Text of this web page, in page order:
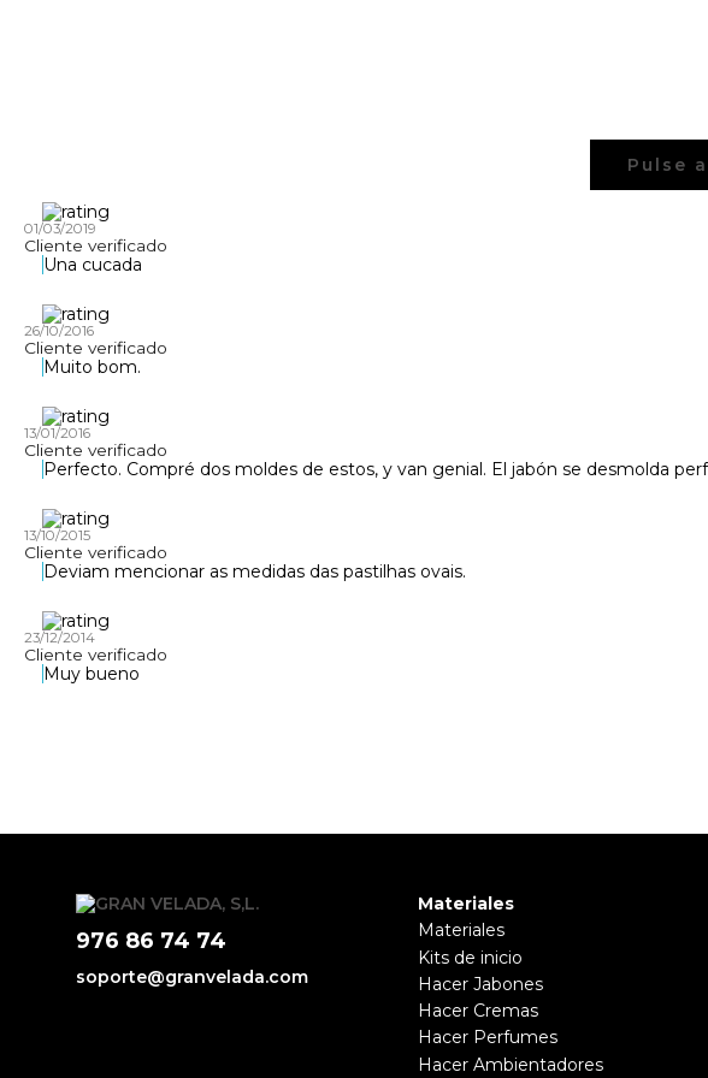
Pulse
01/03/2019
Cliente verificado
Una cucada
26/10/2016
Cliente verificado
Muito bom.
13/01/2016
Cliente verificado
Perfecto. Compré dos moldes de estos, y van genial. El jabón se desmolda
13/10/2015
Cliente verificado
Deviam mencionar as medidas das pastilhas ovais.
23/12/2014
Cliente verificado
Muy bueno
976 86 74 74
soporte@granvelada.com
Materiales
Materiales
Kits de inicio
Hacer Jabones
Hacer Cremas
Hacer Perfumes
Hacer Ambientadores